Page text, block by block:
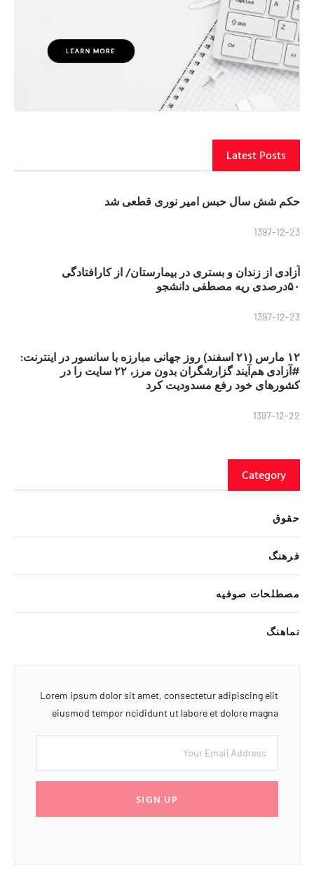
Latest Posts
حکم شش سال حبس امیر نوری قطعی شد
1397-12-23
آزادی از زندان و بستری در بیمارستان/ از کارافتادگی
۵۰درصدی ریه مصطفی دانشجو
1397-12-23
۱۲ مارس (۲۱ اسفند) روز جهانی مبارزه با سانسور در اینترنت:
#آزادی هم‌آیند گزارشگران‌ بدون مرز، ۲۲ سایت را در
کشورهای خود رفع مسدودیت کرد
1397-12-22
Category
حقوق
فرهنگ
مصطلحات صوفیه
نماهنگ
Lorem ipsum dolor sit amet, consectetur adipiscing elit
eiusmod tempor ncididunt ut labore et dolore magna
SIGN UP